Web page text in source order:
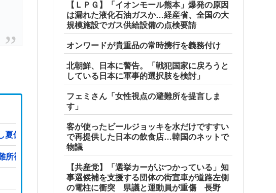
休み最終日、バイトを続けた友人の身に起きた「更なる悲劇」←このバ
視察は51分間！大変な状況の中で、1時間近く受け入...
【ＬＰＧ】「イオンモール熊本」爆発の原因
は漏れた液化石油ガスか…経産省、全国の大
規模施設でガス供給設備の点検要請
オンワードが貴重品の常時携行を義務付け
北朝鮮、日本に警告。「戦犯国家に戻ろうと
している日本に軍事的選択肢を検討」
フェミさん「女性視点の避難所を提言しま
す」
客が使ったビールジョッキを水だけですすい
で再提供した日本の飲食店…韓国のネットで
物議
【共産党】「選挙カーがぶつかっている」知
事選候補を支援する団体の街宣車が道路左側
の電柱に衝突 県議と運動員が重傷 長野